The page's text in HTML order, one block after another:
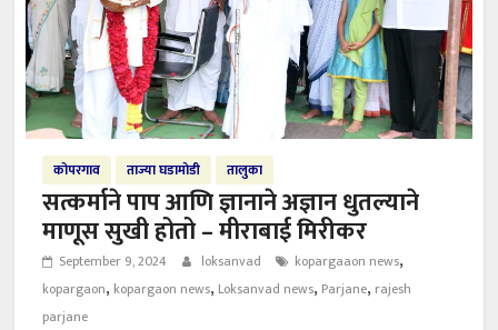
कोपरगाव ताज्या घडामोडी तालुका
सत्कर्माने पाप आणि ज्ञानाने अज्ञान धुतल्याने
माणूस सुखी होतो – मीराबाई मिरीकर
September 9, 2024 loksanvad kopargaaon news,
kopargaon, kopargaon news, Loksanvad news, Parjane, rajesh
parjane